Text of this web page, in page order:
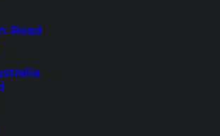
Road
Samloem –
ins Paradies
liegt vor der Küste von
ist immer noch ein kleiner